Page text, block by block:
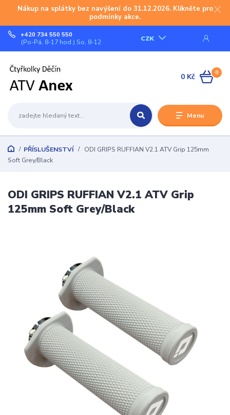
Nákup na splátky bez navýšení do 31.12.2026. Klikněte pro
podmínky akce.
Menu
CZK
+420 734 550 550
(Po-Pá, 8-17 hod.) So, 8-12
0
0 Kč
PŘÍSLUŠENSTVÍ
ODI GRIPS RUFFIAN V2.1 ATV Grip 125mm
Soft Grey/Black
ODI GRIPS RUFFIAN V2.1 ATV Grip
125mm Soft Grey/Black